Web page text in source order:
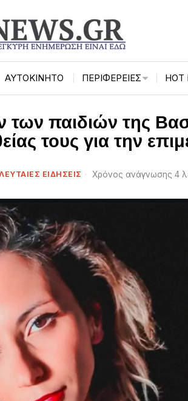
ΑΥΤΟΚΙΝΗΤΟ ΠΕΡΙΦΈΡΕΙΕΣ HOT
παιδιών της
τους για την
ΕΙΔΗΣΕΙΣ Χρόνος ανάγνωσης 4